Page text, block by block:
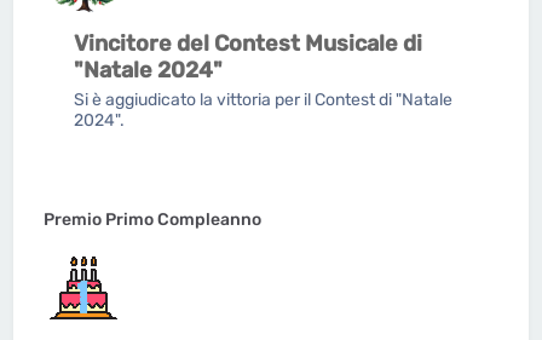
Vincitore del Contest Musicale di
"Natale 2024"
Si è aggiudicato la vittoria per il Contest di "Natale
2024".
Premio Primo Compleanno